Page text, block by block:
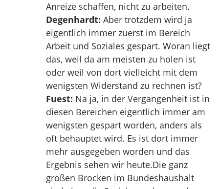
Anreize schaffen, nicht zu arbeiten.
Degenhardt: Aber trotzdem wird ja
eigentlich immer zuerst im Bereich
Arbeit und Soziales gespart. Woran liegt
das, weil da am meisten zu holen ist
oder weil von dort vielleicht mit dem
wenigsten Widerstand zu rechnen ist?
Fuest: Na ja, in der Vergangenheit ist in
diesen Bereichen eigentlich immer am
wenigsten gespart worden, anders als
oft behauptet wird. Es ist dort immer
mehr ausgegeben worden und das
Ergebnis sehen wir heute.Die ganz
großen Brocken im Bundeshaushalt